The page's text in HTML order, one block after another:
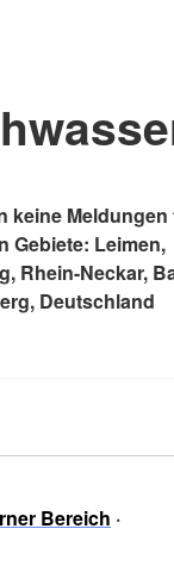
keine
Gebiete: Leimen,
Rhein-Neckar,
Deutschland
Bereich